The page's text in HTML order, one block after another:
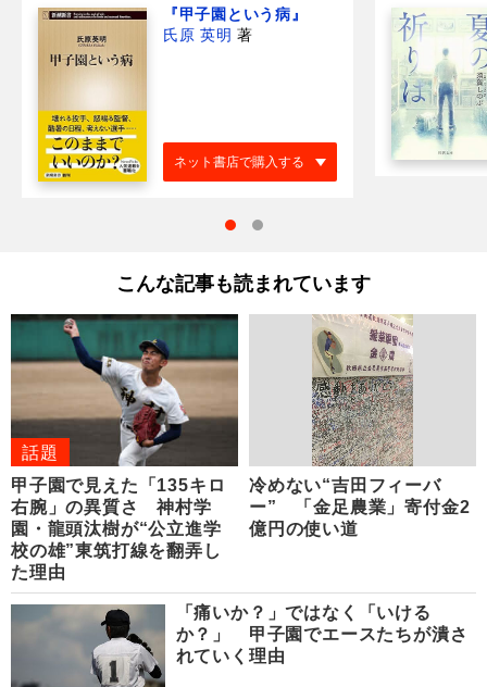
『甲子園という病』
氏原 英明 著
ネット書店で購入する
こんな記事も読まれています
話題
甲子園で見えた「135キロ
右腕」の異質さ 神村学
園・龍頭汰樹が“公立進学
校の雄”東筑打線を翻弄し
た理由
冷めない“吉田フィーバ
ー” 「金足農業」寄付金2
億円の使い道
「痛いか？」ではなく「いける
か？」 甲子園でエースたちが潰さ
れていく理由